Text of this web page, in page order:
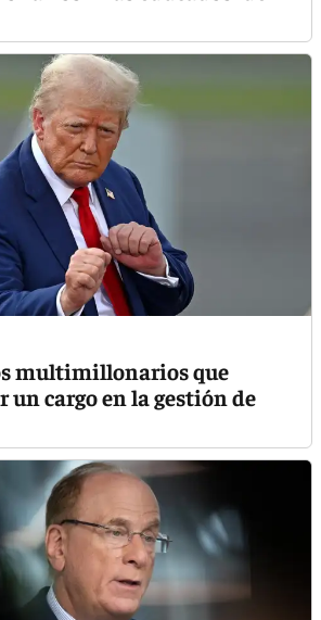
multimillonarios que
un cargo en la gestión de